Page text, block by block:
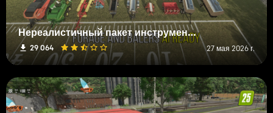
Нереалистичный пакет инструментов
29 064 27 мая 2026 г.